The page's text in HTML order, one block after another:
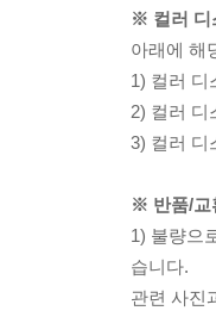
※ 컬러 디
아래에 해
1) 컬러 디
2) 컬러 디
3) 컬러 디
※ 반품/교
1) 불량으
습니다.
관련 사진